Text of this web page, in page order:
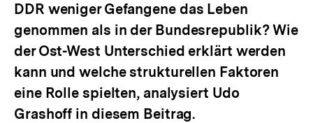
DDR weniger Gefangene das Leben
genommen als in der Bundesrepublik? Wie
der Ost-West Unterschied erklärt werden
kann und welche strukturellen Faktoren
eine Rolle spielten, analysiert Udo
Grashoff in diesem Beitrag.